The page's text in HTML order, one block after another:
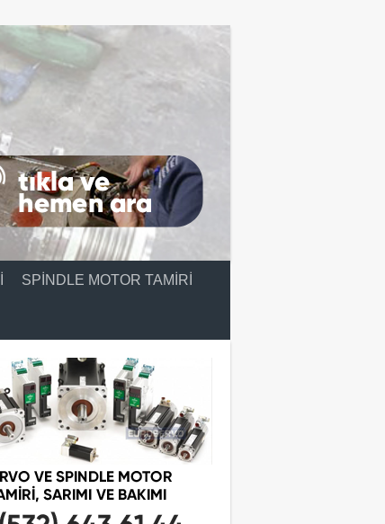
SPINDLE MOTOR TAMIRI